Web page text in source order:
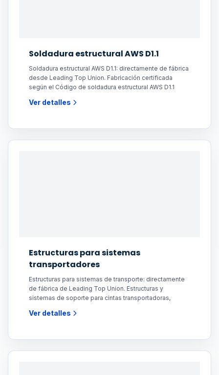
Soldadura estructural AWS D1.1
Soldadura estructural AWS D1.1: directamente de fábrica
desde Leading Top Union. Fabricación certificada
según el Código de soldadura estructural AWS D1.1
Ver detalles
Estructuras para sistemas
transportadores
Estructuras para sistemas de transporte: directamente
de fábrica de Leading Top Union. Estructuras y
sistemas de soporte para cintas transportadoras,
Ver detalles